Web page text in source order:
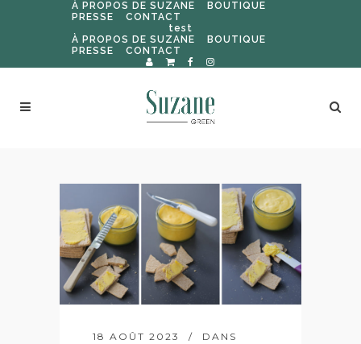
À PROPOS DE SUZANE
BOUTIQUE
PRESSE
CONTACT
test
À PROPOS DE SUZANE
BOUTIQUE
PRESSE
CONTACT
18 AOÛT 2023
DANS